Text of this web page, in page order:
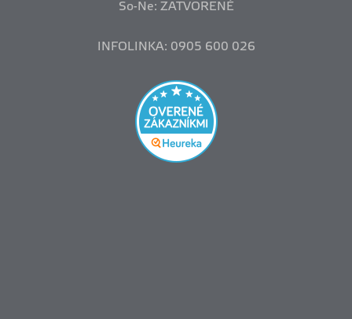
So-Ne: ZATVORENÉ
INFOLINKA: 0905 600 026